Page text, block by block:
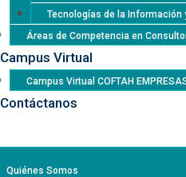
Tecnologías de la Información
Áreas de Competencia en
Campus Virtual
Campus Virtual COFTAH
Contáctanos
Quiénes Somos